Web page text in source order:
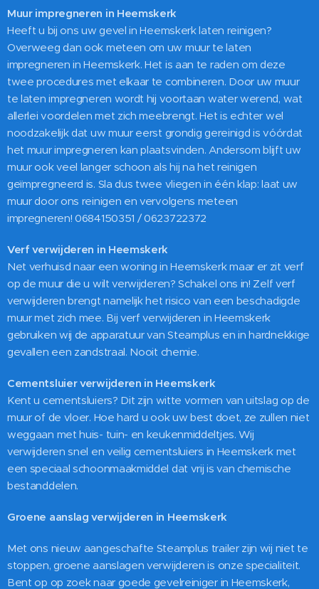
Muur impregneren in Heemskerk
Heeft u bij ons uw gevel in Heemskerk laten reinigen?
Overweeg dan ook meteen om uw muur te laten
impregneren in Heemskerk. Het is aan te raden om deze
twee procedures met elkaar te combineren. Door uw muur
te laten impregneren wordt hij voortaan water werend, wat
allerlei voordelen met zich meebrengt. Het is echter wel
noodzakelijk dat uw muur eerst grondig gereinigd is vóórdat
het muur impregneren kan plaatsvinden. Andersom blijft uw
muur ook veel langer schoon als hij na het reinigen
geïmpregneerd is. Sla dus twee vliegen in één klap: laat uw
muur door ons reinigen en vervolgens meteen
impregneren! 0684150351 / 0623722372
Verf verwijderen in Heemskerk
Net verhuisd naar een woning in Heemskerk maar er zit verf
op de muur die u wilt verwijderen? Schakel ons in! Zelf verf
verwijderen brengt namelijk het risico van een beschadigde
muur met zich mee. Bij verf verwijderen in Heemskerk
gebruiken wij de apparatuur van Steamplus en in hardnekkige
gevallen een zandstraal. Nooit chemie.
Cementsluier verwijderen in Heemskerk
Kent u cementsluiers? Dit zijn witte vormen van uitslag op de
muur of de vloer. Hoe hard u ook uw best doet, ze zullen niet
weggaan met huis- tuin- en keukenmiddeltjes. Wij
verwijderen snel en veilig cementsluiers in Heemskerk met
een speciaal schoonmaakmiddel dat vrij is van chemische
bestanddelen.
Groene aanslag verwijderen in Heemskerk
Met ons nieuw aangeschafte Steamplus trailer zijn wij niet te
stoppen, groene aanslagen verwijderen is onze specialiteit.
Bent op op zoek naar goede gevelreiniger in Heemskerk,